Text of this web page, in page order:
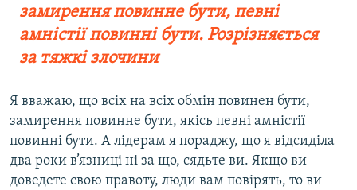
замирення повинне бути, певні
амністії повинні бути. Розрізняється
за тяжкі злочини
Я вважаю, що всіх на всіх обмін повинен бути,
замирення повинне бути, якісь певні амністії
повинні бути. А лідерам я пораджу, що я відсиділа
два роки в’язниці ні за що, сядьте ви. Якщо ви
доведете свою правоту, люди вам повірять, то ви